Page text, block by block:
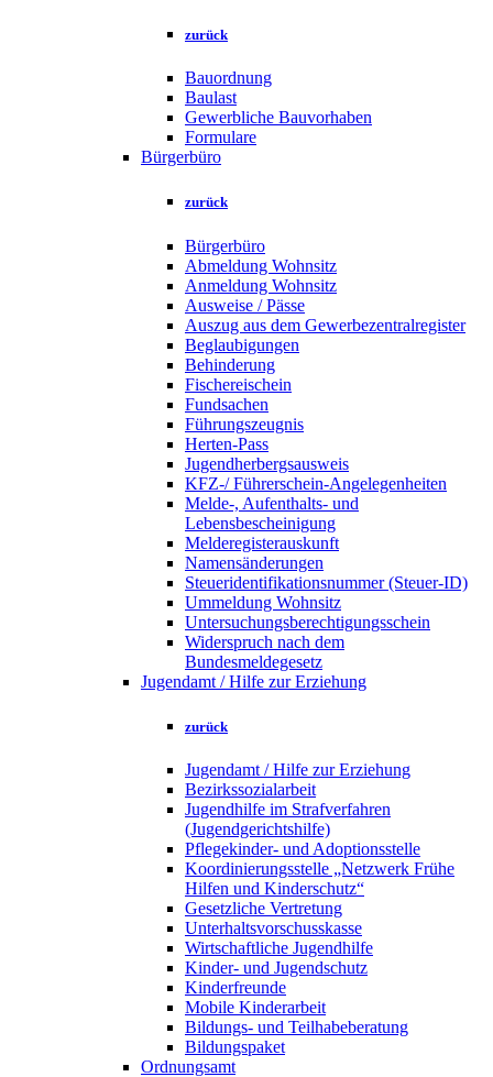
zurück
Bauordnung
Baulast
Gewerbliche Bauvorhaben
Formulare
Bürgerbüro
zurück
Bürgerbüro
Abmeldung Wohnsitz
Anmeldung Wohnsitz
Ausweise / Pässe
Auszug aus dem Gewerbezentralregister
Beglaubigungen
Behinderung
Fischereischein
Fundsachen
Führungszeugnis
Herten-Pass
Jugendherbergsausweis
KFZ-/ Führerschein-Angelegenheiten
Melde-, Aufenthalts- und
Lebensbescheinigung
Melderegisterauskunft
Namensänderungen
Steueridentifikationsnummer (Steuer-ID)
Ummeldung Wohnsitz
Untersuchungsberechtigungsschein
Widerspruch nach dem
Bundesmeldegesetz
Jugendamt / Hilfe zur Erziehung
zurück
Jugendamt / Hilfe zur Erziehung
Bezirkssozialarbeit
Jugendhilfe im Strafverfahren
(Jugendgerichtshilfe)
Pflegekinder- und Adoptionsstelle
Koordinierungsstelle „Netzwerk Frühe
Hilfen und Kinderschutz“
Gesetzliche Vertretung
Unterhaltsvorschusskasse
Wirtschaftliche Jugendhilfe
Kinder- und Jugendschutz
Kinderfreunde
Mobile Kinderarbeit
Bildungs- und Teilhabeberatung
Bildungspaket
Ordnungsamt